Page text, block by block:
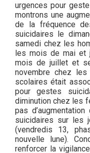
urgences pour
montrons une
de la fréquence
suicidaires le
samedi chez les
les mois de mai et
mois de juillet et
novembre chez
scolaires était
pour gestes
diminution chez les
pas
suicidaires sur les
(vendredis 13,
nouvelle lune).
renforcer la